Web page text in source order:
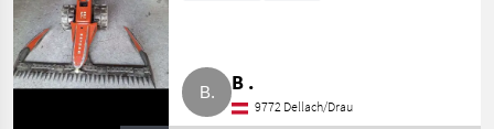
B .
9772 Dellach/Drau